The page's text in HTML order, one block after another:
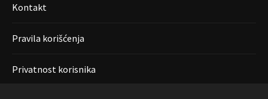
Kontakt
Pravila korišćenja
Privatnost korisnika